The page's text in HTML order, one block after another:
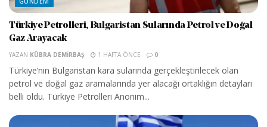
Türkiye Petrolleri, Bulgaristan Sularında Petrol ve Doğal
Gaz Arayacak
YAZAN KÜBRA DEMIRBAŞ 1 HAFTA ÖNCE 0
Türkiye’nin Bulgaristan kara sularında gerçekleştirilecek olan
petrol ve doğal gaz aramalarında yer alacağı ortaklığın detayları
belli oldu. Türkiye Petrolleri Anonim...